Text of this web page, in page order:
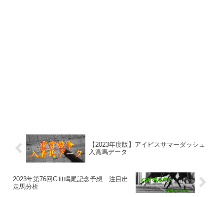
【2023年度版】アイビスサマーダッシュ
入賞馬データ
2023年第76回GⅢ鳴尾記念予想 注目出
走馬分析